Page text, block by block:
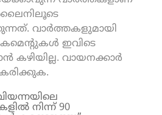
വാർത്തകളുമായി
കമെന്റുകൾ ഇവിടെ
കഴിയില്ല. വായനക്കാർ
നിന്ന് 90